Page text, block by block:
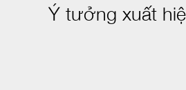
Ý tưởng xuất